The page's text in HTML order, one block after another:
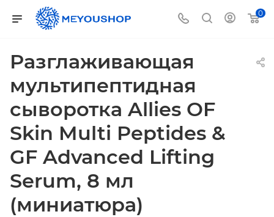
0
Разглаживающая
мультипептидная
сыворотка Allies OF
Skin Multi Peptides &
GF Advanced Lifting
Serum, 8 мл
(миниатюра)